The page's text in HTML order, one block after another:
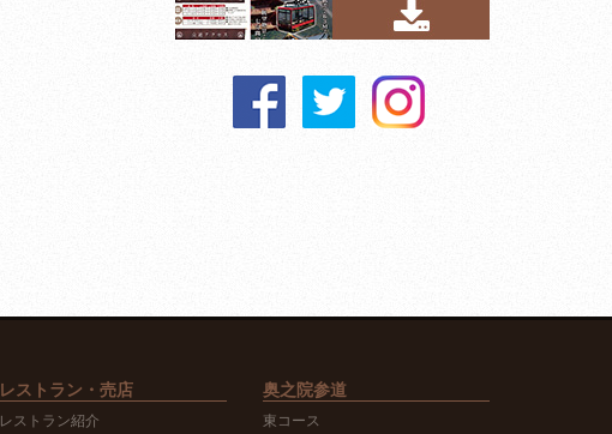
レストラン・売店
レストラン紹介
奥之院参道
東コース